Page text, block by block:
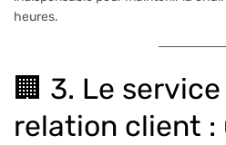
heures.
🏢 3. Le
relation client :